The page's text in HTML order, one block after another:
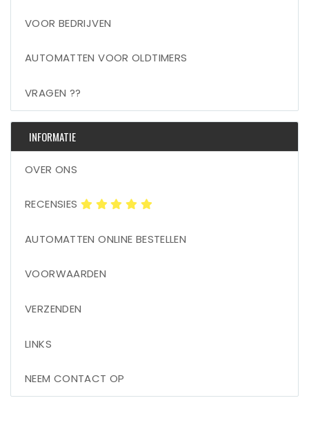
VOOR BEDRIJVEN
AUTOMATTEN VOOR OLDTIMERS
VRAGEN ??
INFORMATIE
OVER ONS
RECENSIES
AUTOMATTEN ONLINE BESTELLEN
VOORWAARDEN
VERZENDEN
LINKS
NEEM CONTACT OP